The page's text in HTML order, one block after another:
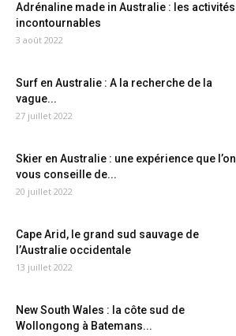
Adrénaline made in Australie : les activités
incontournables
3 août 2022
Surf en Australie : A la recherche de la
vague...
27 juillet 2022
Skier en Australie : une expérience que l’on
vous conseille de...
20 juillet 2022
Cape Arid, le grand sud sauvage de
l’Australie occidentale
13 juillet 2022
New South Wales : la côte sud de
Wollongong à Batemans...